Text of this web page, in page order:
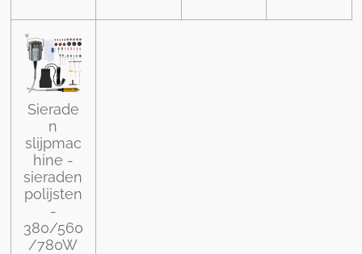
Sierade
n
slijpmac
hine -
sieraden
polijsten
-
380/560
/780W